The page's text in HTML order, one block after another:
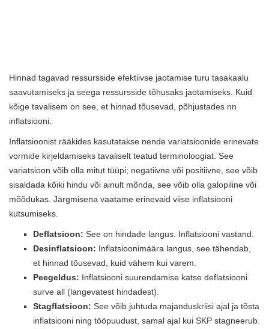
Hinnad tagavad ressursside efektiivse jaotamise turu tasakaalu
saavutamiseks ja seega ressursside tõhusaks jaotamiseks. Kuid
kõige tavalisem on see, et hinnad tõusevad, põhjustades nn
inflatsiooni.
Inflatsioonist rääkides kasutatakse nende variatsioonide erinevate
vormide kirjeldamiseks tavaliselt teatud terminoloogiat. See
variatsioon võib olla mitut tüüpi; negatiivne või positiivne, see võib
sisaldada kõiki hindu või ainult mõnda, see võib olla galopiline või
mõõdukas. Järgmisena vaatame erinevaid viise inflatsiooni
kutsumiseks.
Deflatsioon: See on hindade langus. Inflatsiooni vastand.
Desinflatsioon: Inflatsioonimäära langus, see tähendab,
et hinnad tõusevad, kuid vähem kui varem.
Peegeldus: Inflatsiooni suurendamise katse deflatsiooni
surve all (langevatest hindadest).
Stagflatsioon: See võib juhtuda majanduskriisi ajal ja tõsta
inflatsiooni ning tööpuudust, samal ajal kui SKP stagneerub.